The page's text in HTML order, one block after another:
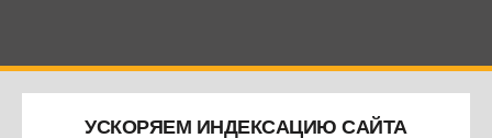
УСКОРЯЕМ ИНДЕКСАЦИЮ САЙТА